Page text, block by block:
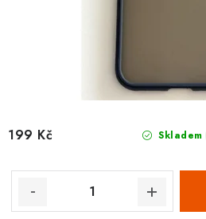
Skladem
199 Kč